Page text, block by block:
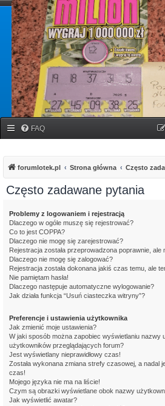
forumlotek.pl
Forum gier liczbowych
FAQ
forumlotek.pl Strona główna Często
Często zadawane pytania
Problemy z logowaniem i rejestracją
Dlaczego w ogóle muszę się rejestrować?
Co to jest COPPA?
Dlaczego nie mogę się zarejestrować?
Rejestracja została przeprowadzona poprawnie, ale
Dlaczego nie mogę się zalogować?
Rejestracja została dokonana jakiś czas temu, ale
Nie pamiętam hasła!
Dlaczego następuje automatyczne wylogowanie?
Jak działa funkcja “Usuń ciasteczka witryny”?
Preferencje i ustawienia użytkownika
Jak zmienić moje ustawienia?
W jaki sposób można zapobiec wyświetlaniu nazwy
użytkowników przeglądających forum?
Jest wyświetlany nieprawidłowy czas!
Została wykonana zmiana strefy czasowej, a nadal
czas!
Mojego języka nie ma na liście!
Czym są obrazki wyświetlane obok nazwy
Jak wyświetlić awatar?